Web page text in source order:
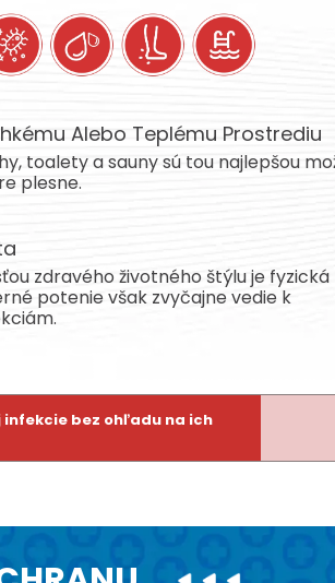
Alebo Teplému Prostrediu
toalety a sauny sú tou najlepšou
plesne.
zdravého životného štýlu je fyzická
potenie však zvyčajne vedie k
infekcie bez ohľadu na ich